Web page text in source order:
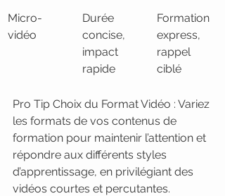
Micro-
vidéo
Durée
concise,
impact
rapide
Formation
express,
rappel
ciblé
Pro Tip Choix du Format Vidéo : Variez
les formats de vos contenus de
formation pour maintenir l’attention et
répondre aux différents styles
d’apprentissage, en privilégiant des
vidéos courtes et percutantes.